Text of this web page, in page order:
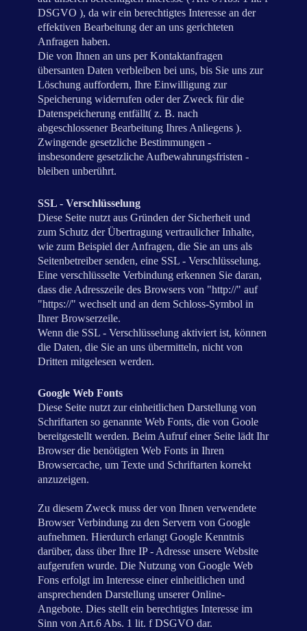
DSGVO ), da wir ein berechtigtes Interesse an der
effektiven Bearbeitung der an uns gerichteten
Anfragen haben.
Die von Ihnen an uns per Kontaktanfragen
übersanten Daten verbleiben bei uns, bis Sie uns zur
Löschung auffordern, Ihre Einwilligung zur
Speicherung widerrufen oder der Zweck für die
Datenspeicherung entfällt( z. B. nach
abgeschlossener Bearbeitung Ihres Anliegens ).
Zwingende gesetzliche Bestimmungen -
insbesondere gesetzliche Aufbewahrungsfristen -
bleiben unberührt.
SSL - Verschlüsselung
Diese Seite nutzt aus Gründen der Sicherheit und
zum Schutz der Übertragung vertraulicher Inhalte,
wie zum Beispiel der Anfragen, die Sie an uns als
Seitenbetreiber senden, eine SSL - Verschlüsselung.
Eine verschlüsselte Verbindung erkennen Sie daran,
dass die Adresszeile des Browsers von "http://" auf
"https://" wechselt und an dem Schloss-Symbol in
Ihrer Browserzeile.
Wenn die SSL - Verschlüsselung aktiviert ist, können
die Daten, die Sie an uns übermitteln, nicht von
Dritten mitgelesen werden.
Google Web Fonts
Diese Seite nutzt zur einheitlichen Darstellung von
Schriftarten so genannte Web Fonts, die von Goole
bereitgestellt werden. Beim Aufruf einer Seite lädt Ihr
Browser die benötigten Web Fonts in Ihren
Browsercache, um Texte und Schriftarten korrekt
anzuzeigen.
Zu diesem Zweck muss der von Ihnen verwendete
Browser Verbindung zu den Servern von Google
aufnehmen. Hierdurch erlangt Google Kenntnis
darüber, dass über Ihre IP - Adresse unsere Website
aufgerufen wurde. Die Nutzung von Google Web
Fons erfolgt im Interesse einer einheitlichen und
ansprechenden Darstellung unserer Online-
Angebote. Dies stellt ein berechtigtes Interesse im
Sinn von Art.6 Abs. 1 lit. f DSGVO dar.